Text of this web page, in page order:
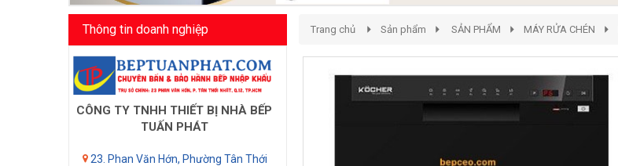
Thông tin doanh nghiệp
CÔNG TY TNHH THIẾT BỊ NHÀ BẾP
TUẤN PHÁT
23. Phan Văn Hớn, Phường Tân Thới
Trang chủ Sản phẩm SẢN PHẨM MÁY RỬA CHÉN